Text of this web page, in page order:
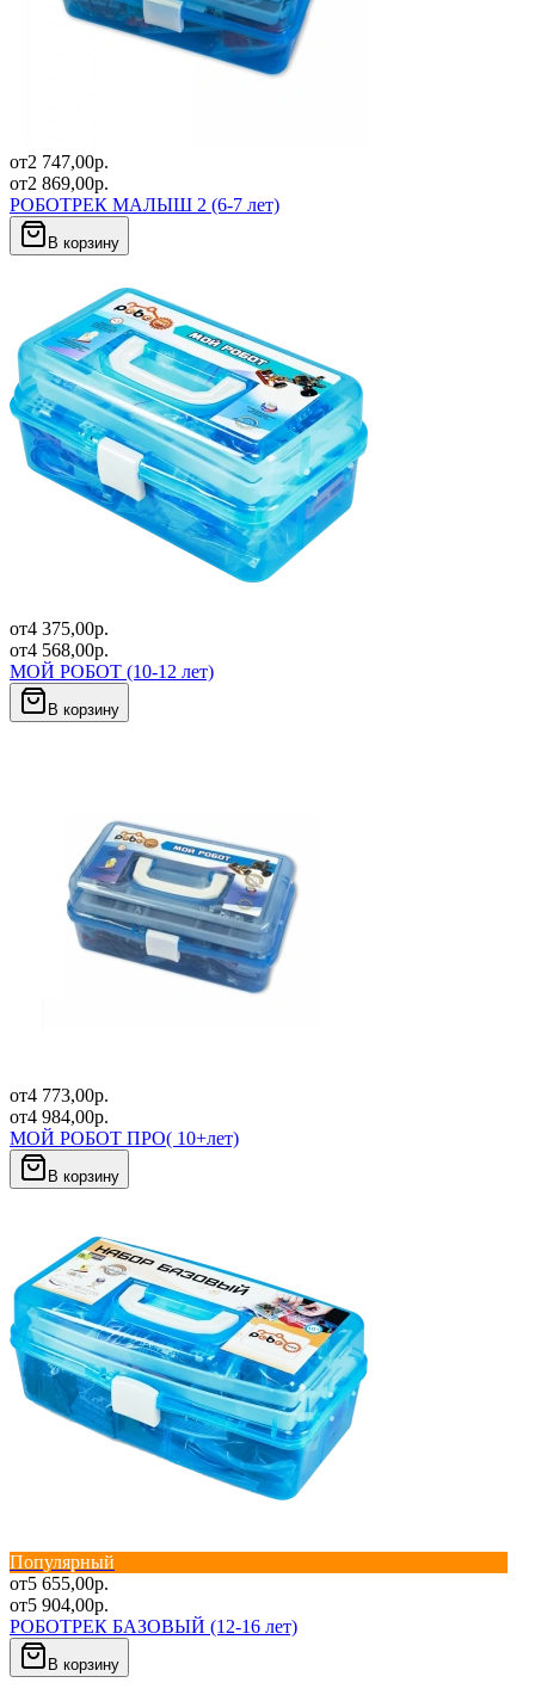
от2 747,00р.
от2 869,00р.
РОБОТРЕК МАЛЫШ 2 (6-7 лет)
В корзину
от4 375,00р.
от4 568,00р.
МОЙ РОБОТ (10-12 лет)
В корзину
от4 773,00р.
от4 984,00р.
МОЙ РОБОТ ПРО( 10+лет)
В корзину
Популярный
от5 655,00р.
от5 904,00р.
РОБОТРЕК БАЗОВЫЙ (12-16 лет)
В корзину